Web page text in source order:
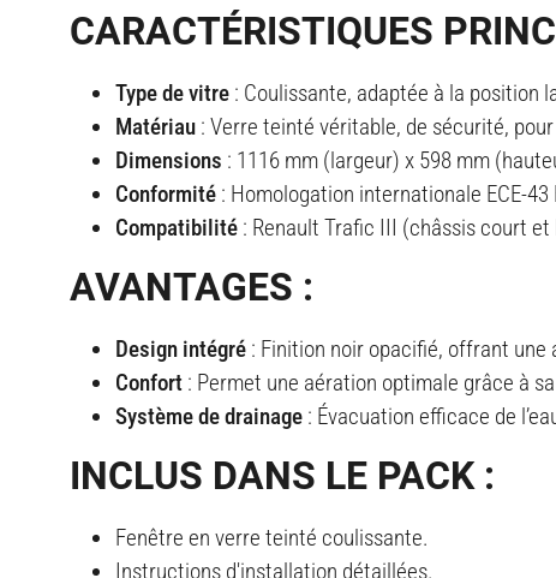
CARACTÉRISTIQUES
Type de vitre : Coulissante, adaptée à la position
Matériau : Verre teinté véritable, de sécurité,
Dimensions : 1116 mm (largeur) x 598 mm
Conformité : Homologation internationale ECE-43
Compatibilité : Renault Trafic III (châssis court
AVANTAGES :
Design intégré : Finition noir opacifié, offrant une
Confort : Permet une aération optimale grâce à
Système de drainage : Évacuation efficace de
INCLUS DANS LE PACK :
Fenêtre en verre teinté coulissante.
Instructions d'installation détaillées.